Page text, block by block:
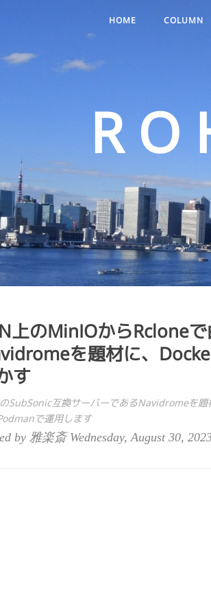
HOME COLUMN
R O
上のMinIOからRclone
を題材に、
す
SubSonic互換サーバーであるNavidromeを
で運用します
by 雅楽斎 Wednesday, August 30,